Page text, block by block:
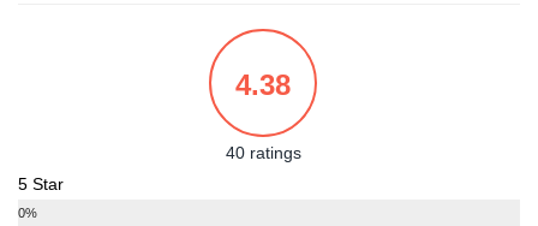
4.38
40 ratings
5 Star
0%